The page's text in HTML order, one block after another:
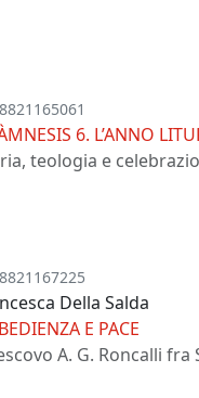
6. L’ANNO
teologia e
Della Salda
E PACE
A. G. Roncalli fra